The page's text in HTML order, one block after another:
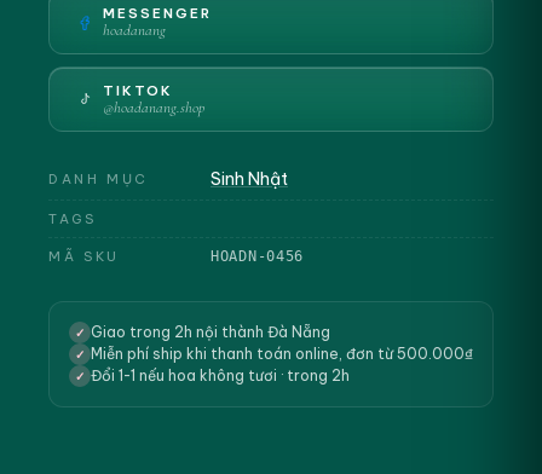
MESSENGER
hoadanang
TIKTOK
@hoadanang.shop
DANH MỤC Sinh Nhật
TAGS
MÃ SKU HOADN-0456
✓ Giao trong 2h nội thành Đà Nẵng
✓ Miễn phí ship khi thanh toán online, đơn từ 500.000₫
✓ Đổi 1-1 nếu hoa không tươi · trong 2h